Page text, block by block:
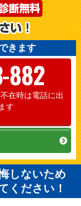
きます
882
在時は電話に出
す
しないため
ください！